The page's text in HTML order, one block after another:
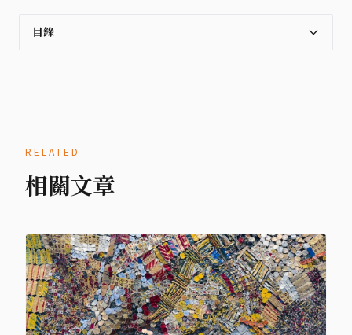
目錄
RELATED
相關文章